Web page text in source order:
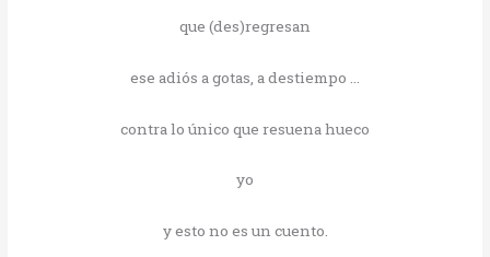
que (des)regresan
ese adiós a gotas, a destiempo …
contra lo único que resuena hueco
yo
y esto no es un cuento.